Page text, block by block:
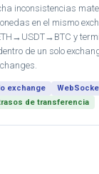
inconsistencias
en el mismo
y
de un solo
exchange
de transferencia